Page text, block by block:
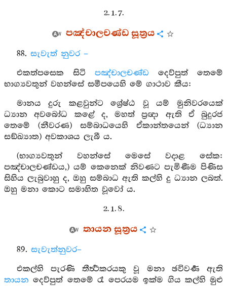
2. 1. 7.
පඤ්චාලචණ්ඩ සූත්‍රය
88. සැවැත් නුවර –
එකත්පසෙක සිටි පඤ්චාලචණ්ඩ දෙව්පුත් තෙමේ
භාග්‍යවතුන් වහන්සේ සමීපයෙහි මේ ගාථාව කීය:
මානය දුරු කළවුන්ට ශ්‍රේෂ්ඨ වූ යම් මුනිවරයෙක්
ධ්‍යාන අවබෝධ කළේ ද, මහත් ප්‍රඥා ඇති ඒ බුදුරජ
තෙමේ (නීවරණ) සම්බාධයෙහි ඒකාන්තයෙන් (ධ්‍යාන
සඞ්ඛ්‍යාත) අවකාශය ලැබී ය.
(භාග්‍යවතුන් වහන්සේ මෙසේ වදාළ සේක:
පඤ්චාලචණ්ඩය,) යම් කෙනෙක් නිවණට පැමිණීම පිණිස
සිහිය ලැබුවාහු ද, ඔහු සම්බාධ ඇති කල්හි දු ධ්‍යාන ලබත්.
ඔහු මනා කොට සමාහිත වූවෝ ය.
2. 1. 8.
තායන සූත්‍රය
89. සැවැත්නුවර–
එකල්හි පැරණි තීර්‍ත්‍ථකරයකු වූ මනා ඡවිවර්‍ණ ඇති
තායන දෙව්පුත් තෙමේ රෑ පෙරයම ඉක්ම ගිය කල්හි මුළු